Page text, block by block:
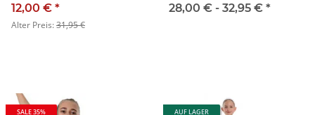
12,00 € *
Alter Preis:31,95 €
28,00 € - 32,95 € *
SALE 35% AUF LAGER